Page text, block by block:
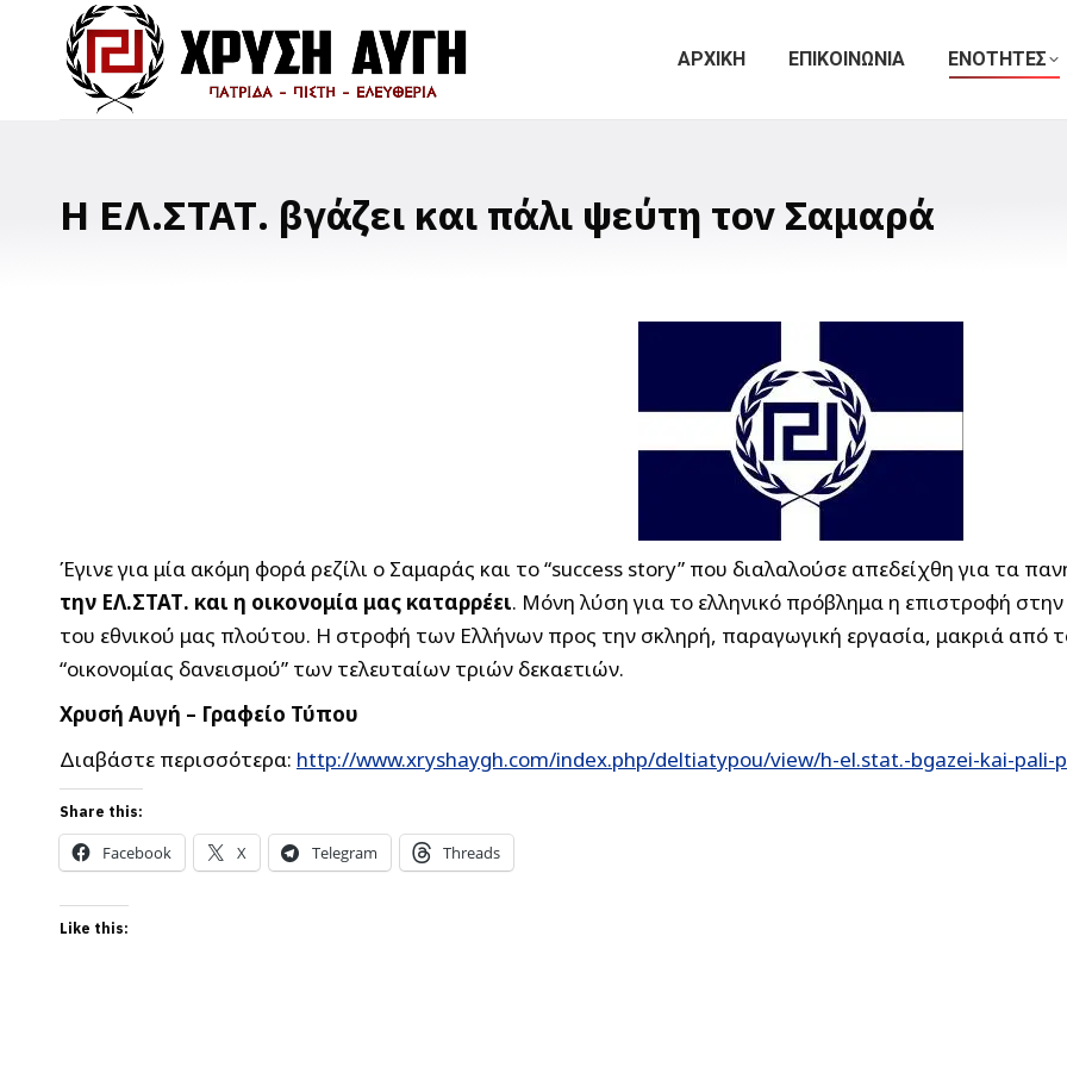
ΑΡΧΙΚΗ ΕΠΙΚΟΙΝΩΝΙΑ ΕΝΟΤΗΤΕΣ
Η ΕΛ.ΣΤΑΤ. βγάζει και πάλι ψεύτη τον Σαμαρά
Έγινε για μία ακόμη φορά ρεζίλι ο Σαμαράς και το “success story” που διαλαλούσε απεδείχθη για τα
την ΕΛ.ΣΤΑΤ. και η οικονομία μας καταρρέει. Μόνη λύση για το ελληνικό πρόβλημα η επιστροφή
του εθνικού μας πλούτου. Η στροφή των Ελλήνων προς την σκληρή, παραγωγική εργασία, μακριά από
“οικονομίας δανεισμού” των τελευταίων τριών δεκαετιών.
Χρυσή Αυγή – Γραφείο Τύπου
Διαβάστε περισσότερα: http://www.xryshaygh.com/index.php/deltiatypou/view/h-el.stat.-bgazei-kai-pali-
Share this:
Facebook X Telegram Threads
Like this: